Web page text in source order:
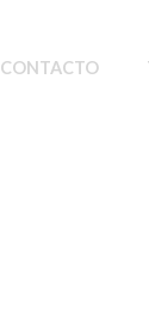
CONTACTO